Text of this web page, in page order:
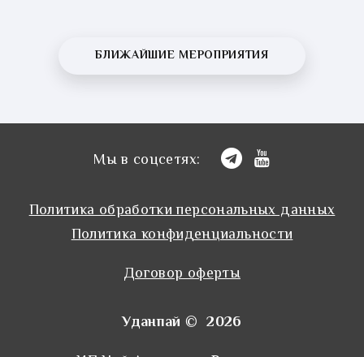
БЛИЖАЙШИЕ МЕРОПРИЯТИЯ
Мы в соцсетях:
Политика обработки персональных данных
Политика конфиденциальности
Договор оферты
Уданпай © 2026